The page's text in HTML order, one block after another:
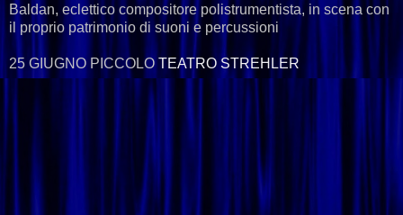
Baldan, eclettico compositore polistrumentista, in scena con
il proprio patrimonio di suoni e percussioni
25 GIUGNO PICCOLO TEATRO STREHLER